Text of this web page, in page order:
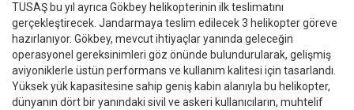
TUSAŞ bu yıl ayrıca Gökbey helikopterinin ilk teslimatını
gerçekleştirecek. Jandarmaya teslim edilecek 3 helikopter göreve
hazırlanıyor. Gökbey, mevcut ihtiyaçlar yanında geleceğin
operasyonel gereksinimleri göz önünde bulundurularak, gelişmiş
aviyoniklerle üstün performans ve kullanım kalitesi için tasarlandı.
Yüksek yük kapasitesine sahip geniş kabin alanıyla bu helikopter,
dünyanın dört bir yanındaki sivil ve askeri kullanıcıların, muhtelif